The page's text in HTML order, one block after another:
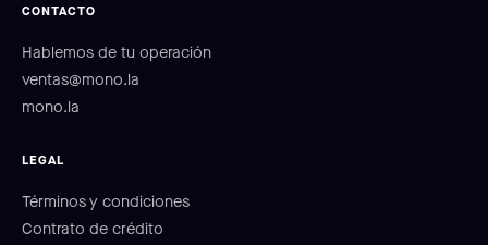
CONTACTO
Hablemos de tu operación
ventas@mono.la
mono.la
LEGAL
Términos y condiciones
Contrato de crédito